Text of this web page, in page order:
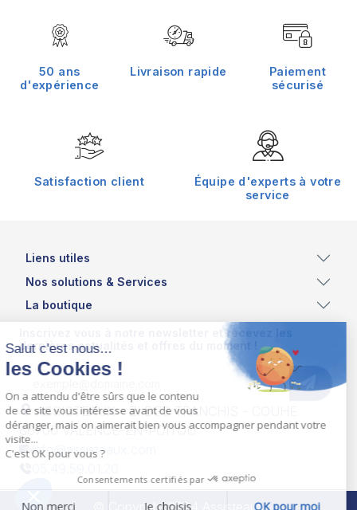
50 ans
d'expérience
Livraison rapide
Paiement
sécurisé
Satisfaction client
Équipe d'experts à votre
service
Liens utiles
Nos solutions & Services
La boutique
Inscrivez vous à notre newsletter et recevez les
dernières actualités et offres du moment !
ASSISTEAUX - ZI DES TRANCHIS - COUHE
86700 VALENCE-EN-POITOU
info@assisteaux.com
© Copyright 2024 Assisteaux